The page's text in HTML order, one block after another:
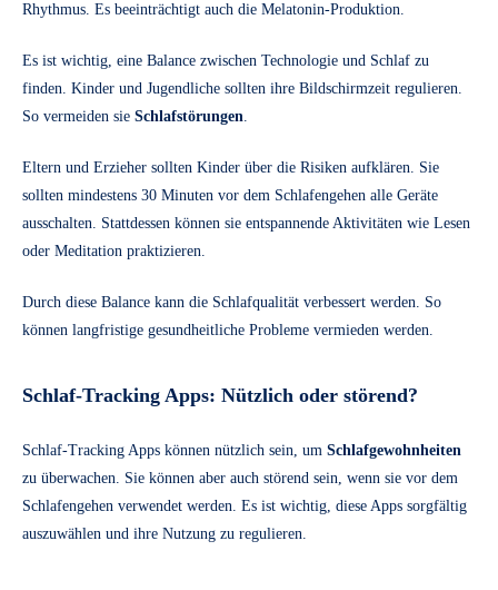
Rhythmus. Es beeinträchtigt auch die Melatonin-Produktion.
Es ist wichtig, eine Balance zwischen Technologie und Schlaf zu
finden. Kinder und Jugendliche sollten ihre Bildschirmzeit regulieren.
So vermeiden sie Schlafstörungen.
Eltern und Erzieher sollten Kinder über die Risiken aufklären. Sie
sollten mindestens 30 Minuten vor dem Schlafengehen alle Geräte
ausschalten. Stattdessen können sie entspannende Aktivitäten wie Lesen
oder Meditation praktizieren.
Durch diese Balance kann die Schlafqualität verbessert werden. So
können langfristige gesundheitliche Probleme vermieden werden.
Schlaf-Tracking Apps: Nützlich oder störend?
Schlaf-Tracking Apps können nützlich sein, um Schlafgewohnheiten
zu überwachen. Sie können aber auch störend sein, wenn sie vor dem
Schlafengehen verwendet werden. Es ist wichtig, diese Apps sorgfältig
auszuwählen und ihre Nutzung zu regulieren.